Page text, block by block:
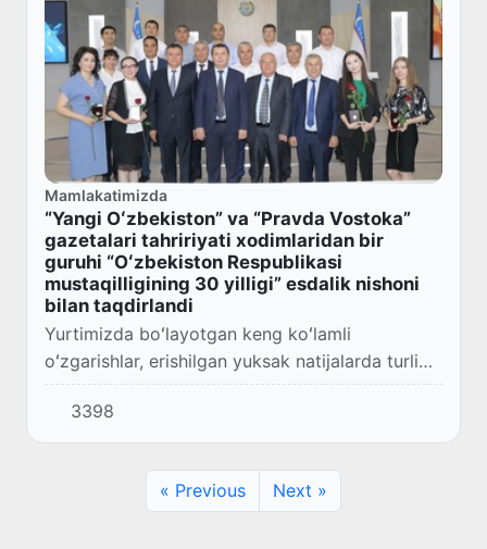
Mamlakatimizda
“Yangi Oʻzbekiston” va “Pravda Vostoka”
gazetalari tahririyati xodimlaridan bir
guruhi “Oʻzbekiston Respublikasi
mustaqilligining 30 yilligi” esdalik nishoni
bilan taqdirlandi
Yurtimizda boʻlayotgan keng koʻlamli
oʻzgarishlar, erishilgan yuksak natijalarda turli
soha va tarmoqlarda fidokorona mehnat
qilayotgan yurtdoshlarimizning hissasi borligini
taʼkid...
3398
« Previous Next »